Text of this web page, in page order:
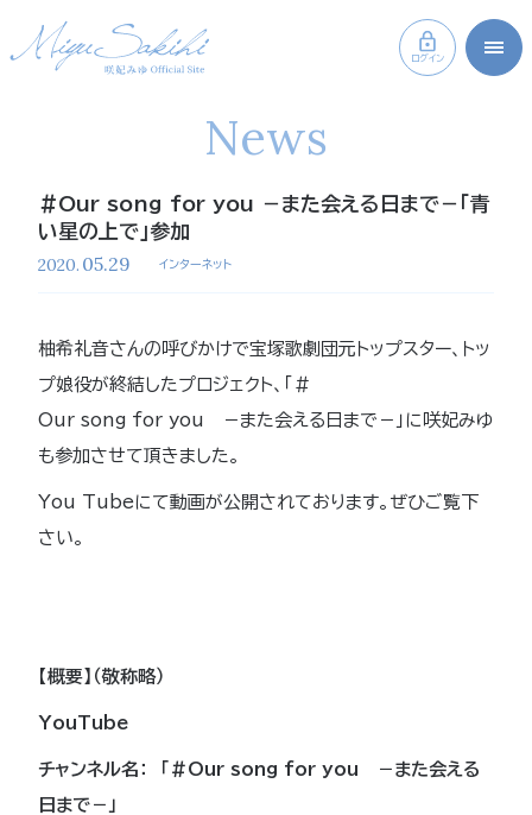
ログイン
News
＃Our song for you －また会える日まで－「青
い星の上で」参加
2020. 05.29 インターネット
柚希礼音さんの呼びかけで宝塚歌劇団元トップスター、トッ
プ娘役が終結したプロジェクト、「＃
Our song for you －また会える日まで－」に咲妃みゆ
も参加させて頂きました。
You Tubeにて動画が公開されております。ぜひご覧下
さい。
【概要】（敬称略）
YouTube
チャンネル名： 「＃Our song for you －また会える
日まで－」